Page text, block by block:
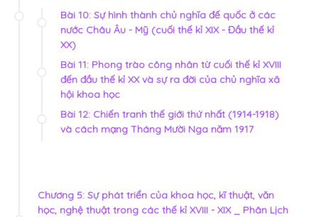
Bài 10: Sự hình thành chủ nghĩa đế quốc ở các
nước Châu Âu - Mỹ (cuối thế kỉ XIX - Đầu thế kỉ
XX)
Bài 11: Phong trào công nhân từ cuối thế kỉ XVIII
đến đầu thế kỉ XX và sự ra đời của chủ nghĩa xã
hội khoa học
Bài 12: Chiến tranh thế giới thứ nhất (1914-1918)
và cách mạng Tháng Mười Nga năm 1917
Chương 5: Sự phát triển của khoa học, kĩ thuật, văn
học, nghệ thuật trong các thế kỉ XVIII - XIX _ Phân Lịch